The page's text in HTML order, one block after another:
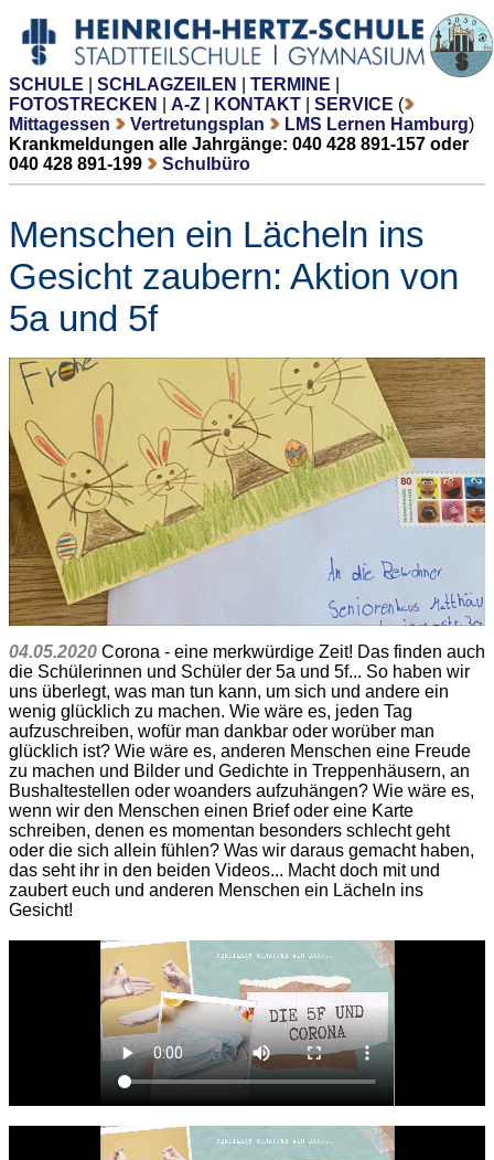
SCHULE SCHLAGZEILEN TERMINE
FOTOSTRECKEN
A-Z KONTAKT SERVICE (
Mittagessen
Vertretungsplan LMS Lernen Hamburg)
Krankmeldungen alle Jahrgänge: 040 428 891-157 oder
040 428 891-199
Schulbüro
Menschen ein Lächeln ins
Gesicht zaubern: Aktion von
5a und 5f
04.05.2020 Corona - eine merkwürdige Zeit! Das finden auch
die Schülerinnen und Schüler der 5a und 5f... So haben wir
uns überlegt, was man tun kann, um sich und andere ein
wenig glücklich zu machen. Wie wäre es, jeden Tag
aufzuschreiben, wofür man dankbar oder worüber man
glücklich ist? Wie wäre es, anderen Menschen eine Freude
zu machen und Bilder und Gedichte in Treppenhäusern, an
Bushaltestellen oder woanders aufzuhängen? Wie wäre es,
wenn wir den Menschen einen Brief oder eine Karte
schreiben, denen es momentan besonders schlecht geht
oder die sich allein fühlen? Was wir daraus gemacht haben,
das seht ihr in den beiden Videos... Macht doch mit und
zaubert euch und anderen Menschen ein Lächeln ins
Gesicht!